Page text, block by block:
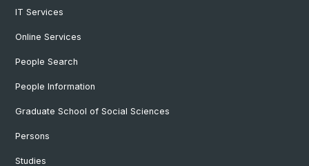
IT Services
Online Services
People Search
People Information
Graduate School of Social Sciences
Persons
Studies